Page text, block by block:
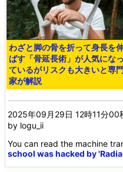
わざと脚の骨を折って身長を
ばす「骨延長術」が人気になっ
ているがリスクも大きいと専門
家が解説
2025年09月29日 12時11分00
by logu_ii
You can read the machine
school was hacked by